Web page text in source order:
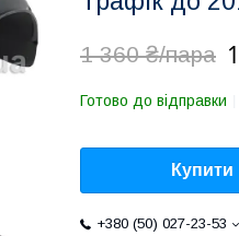
1 360 ₴/пара
Готово до відправки
Купити
+380 (50) 027-23-53